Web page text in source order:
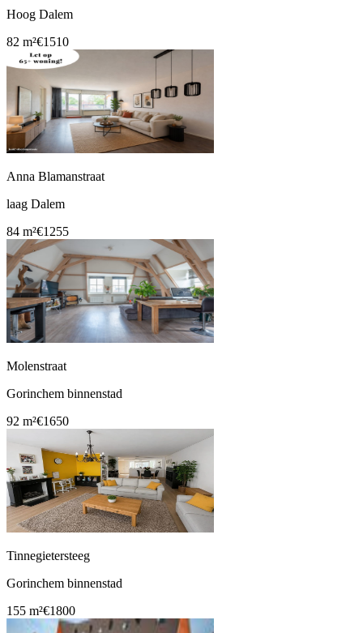
Hoog Dalem
82 m²€1510
Anna Blamanstraat
laag Dalem
84 m²€1255
Molenstraat
Gorinchem binnenstad
92 m²€1650
Tinnegietersteeg
Gorinchem binnenstad
155 m²€1800